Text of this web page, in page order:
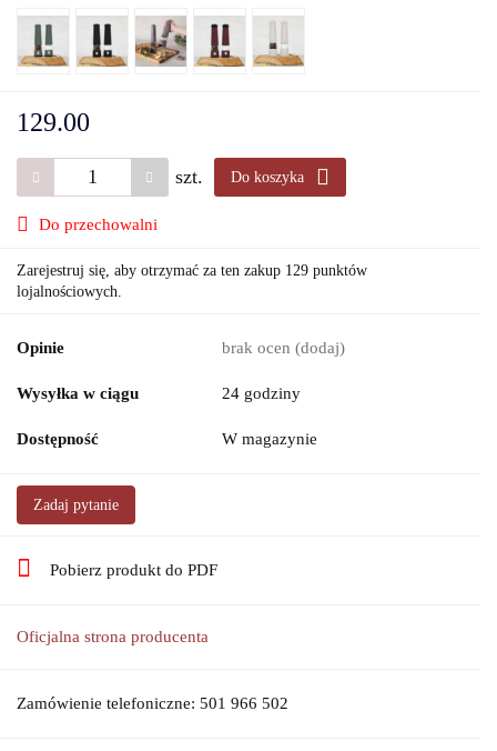
129.00
szt. Do koszyka
Do przechowalni
Zarejestruj się, aby otrzymać za ten zakup 129 punktów
lojalnościowych.
Opinie brak ocen (dodaj)
Wysyłka w ciągu 24 godziny
Dostępność W magazynie
Zadaj pytanie
Pobierz produkt do PDF
Oficjalna strona producenta
Zamówienie telefoniczne: 501 966 502